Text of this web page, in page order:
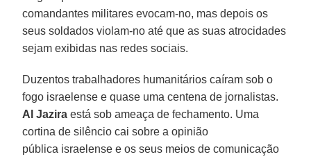
comandantes militares evocam-no, mas depois os
seus soldados violam-no até que as suas atrocidades
sejam exibidas nas redes sociais.
Duzentos trabalhadores humanitários caíram sob o
fogo israelense e quase uma centena de jornalistas.
Al Jazira está sob ameaça de fechamento. Uma
cortina de silêncio cai sobre a opinião
pública israelense e os seus meios de comunicação